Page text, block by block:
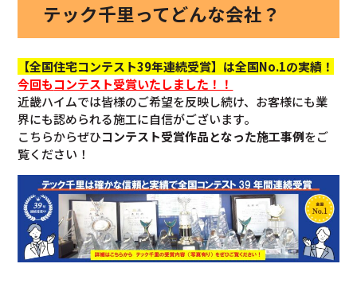
テック千里ってどんな会社？
【全国住宅コンテスト39年連続受賞】は全国No.1の実績！
今回もコンテスト受賞いたしました！！
近畿ハイムでは皆様のご希望を反映し続け、お客様にも業
界にも認められる施工に自信がございます。
こちらからぜひコンテスト受賞作品となった施工事例をご
覧ください！